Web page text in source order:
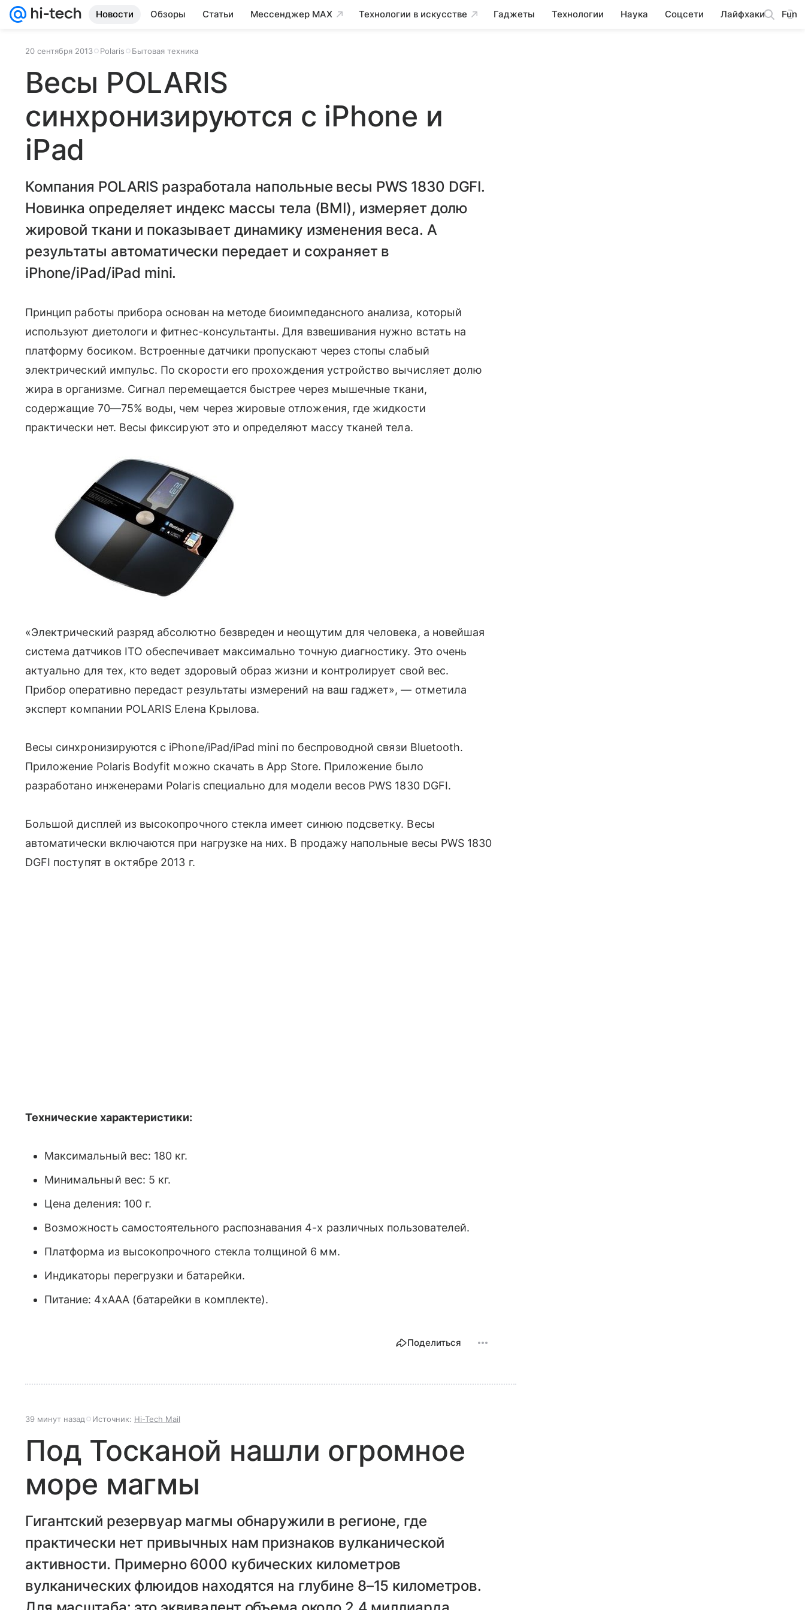
Новости Обзоры Статьи Мессенджер MAX Технологии в искусстве Гаджеты Технологии Наука Соцсети Лайфхаки Fun
20 сентября 2013 Polaris Бытовая техника
Весы POLARIS
синхронизируются с iPhone и
iPad
Компания POLARIS разработала напольные весы PWS 1830 DGFI.
Новинка определяет индекс массы тела (BMI), измеряет долю
жировой ткани и показывает динамику изменения веса. А
результаты автоматически передает и сохраняет в
iPhone/iPad/iPad mini.
Принцип работы прибора основан на методе биоимпедансного анализа, который
используют диетологи и фитнес-консультанты. Для взвешивания нужно встать на
платформу босиком. Встроенные датчики пропускают через стопы слабый
электрический импульс. По скорости его прохождения устройство вычисляет долю
жира в организме. Сигнал перемещается быстрее через мышечные ткани,
содержащие 70—75% воды, чем через жировые отложения, где жидкости
практически нет. Весы фиксируют это и определяют массу тканей тела.
«Электрический разряд абсолютно безвреден и неощутим для человека, а новейшая
система датчиков ITO обеспечивает максимально точную диагностику. Это очень
актуально для тех, кто ведет здоровый образ жизни и контролирует свой вес.
Прибор оперативно передаст результаты измерений на ваш гаджет», — отметила
эксперт компании POLARIS Елена Крылова.
Весы синхронизируются с iPhone/iPad/iPad mini по беспроводной связи Bluetooth.
Приложение Polaris Bodyfit можно скачать в App Store. Приложение было
разработано инженерами Polaris специально для модели весов PWS 1830 DGFI.
Большой дисплей из высокопрочного стекла имеет синюю подсветку. Весы
автоматически включаются при нагрузке на них. В продажу напольные весы PWS 1830
DGFI поступят в октябре 2013 г.
Технические характеристики:
Максимальный вес: 180 кг.
Минимальный вес: 5 кг.
Цена деления: 100 г.
Возможность самостоятельного распознавания 4-х различных пользователей.
Платформа из высокопрочного стекла толщиной 6 мм.
Индикаторы перегрузки и батарейки.
Питание: 4хААА (батарейки в комплекте).
Поделиться
39 минут назад Источник: Hi-Tech Mail
Под Тосканой нашли огромное
море магмы
Гигантский резервуар магмы обнаружили в регионе, где
практически нет привычных нам признаков вулканической
активности. Примерно 6000 кубических километров
вулканических флюидов находятся на глубине 8–15 километров.